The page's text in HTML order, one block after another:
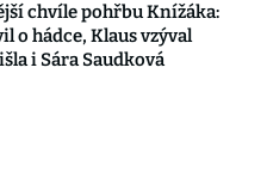
chvíle pohřbu Knížáka:
o hádce, Klaus vzýval
i Sára Saudková